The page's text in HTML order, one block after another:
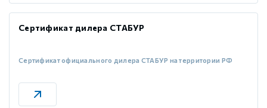
Сертификат дилера СТАБУР
Сертификат официального дилера СТАБУР на территории РФ